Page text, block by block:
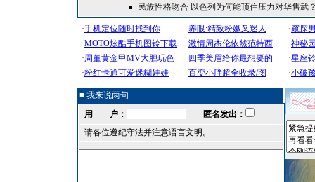
民族性格吻合 以色列为何能顶住压力对华售武
■ 我来说两句
用 户：
匿名发出：
请各位遵纪守法并注意语言文明。